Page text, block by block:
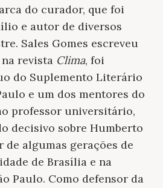
do curador, que foi
e autor de diversos
Sales Gomes escreveu
revista Clima, foi
do Suplemento Literário
e um dos mentores do
professor universitário,
decisivo sobre Humberto
algumas gerações de
de Brasília e na
Paulo. Como defensor da